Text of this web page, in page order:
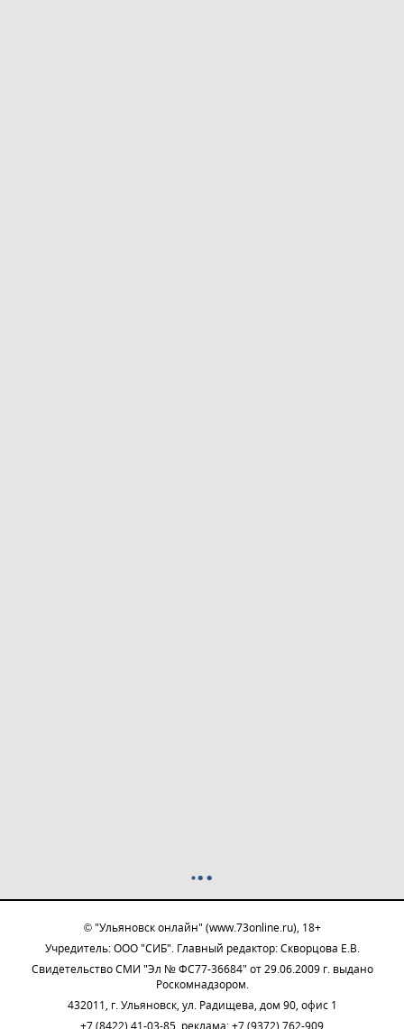
© "Ульяновск онлайн" (www.73online.ru), 18+
Учредитель: ООО "СИБ". Главный редактор: Скворцова Е.В.
Свидетельство СМИ "Эл № ФС77-36684" от 29.06.2009 г. выдано
Роскомнадзором.
432011, г. Ульяновск, ул. Радищева, дом 90, офис 1